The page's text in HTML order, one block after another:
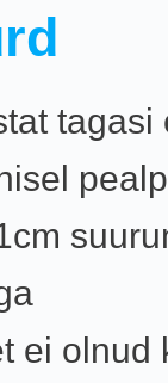
tagasi
ei olnud